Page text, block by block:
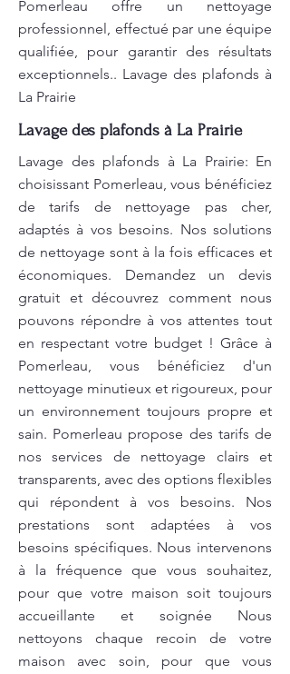
Pomerleau offre un nettoyage
professionnel, effectué par une équipe
qualifiée, pour garantir des résultats
exceptionnels.. Lavage des plafonds à
La Prairie
Lavage des plafonds à La Prairie
Lavage des plafonds à La Prairie: En
choisissant Pomerleau, vous bénéficiez
de tarifs de nettoyage pas cher,
adaptés à vos besoins. Nos solutions
de nettoyage sont à la fois efficaces et
économiques. Demandez un devis
gratuit et découvrez comment nous
pouvons répondre à vos attentes tout
en respectant votre budget ! Grâce à
Pomerleau, vous bénéficiez d'un
nettoyage minutieux et rigoureux, pour
un environnement toujours propre et
sain. Pomerleau propose des tarifs de
nos services de nettoyage clairs et
transparents, avec des options flexibles
qui répondent à vos besoins. Nos
prestations sont adaptées à vos
besoins spécifiques. Nous intervenons
à la fréquence que vous souhaitez,
pour que votre maison soit toujours
accueillante et soignée Nous
nettoyons chaque recoin de votre
maison avec soin, pour que vous